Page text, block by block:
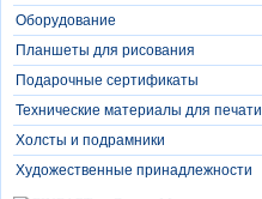
Оборудование
Планшеты для рисования
Подарочные сертификаты
Технические материалы для печати
Холсты и подрамники
Художественные принадлежности